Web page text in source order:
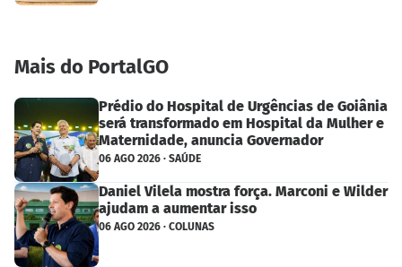
Mais do PortalGO
Prédio do Hospital de Urgências de Goiânia
será transformado em Hospital da Mulher e
Maternidade, anuncia Governador
06 AGO 2026 · SAÚDE
Daniel Vilela mostra força. Marconi e Wilder
ajudam a aumentar isso
06 AGO 2026 · COLUNAS